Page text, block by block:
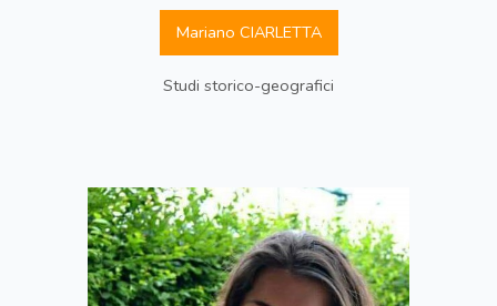
Mariano CIARLETTA
Studi storico-geografici